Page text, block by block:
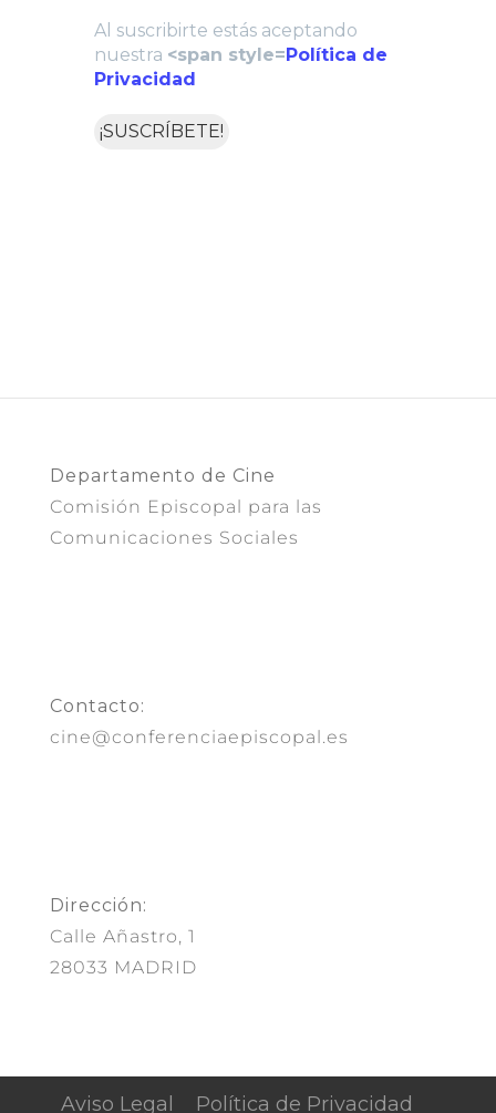
Al suscribirte estás aceptando
nuestra <span style=Política de
Privacidad
Departamento de Cine
Comisión Episcopal para las
Comunicaciones Sociales
Contacto:
cine@conferenciaepiscopal.es
Dirección:
Calle Añastro, 1
28033 MADRID
Aviso Legal Política de Privacidad